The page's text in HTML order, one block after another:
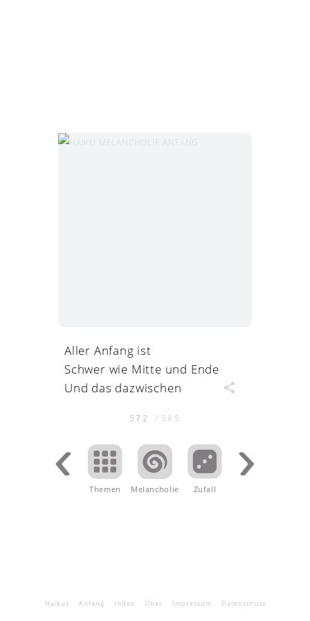
Aller Anfang ist
Schwer wie Mitte und Ende
Und das dazwischen
572 / 585
Themen . Zufall
Melancholie
Haikus Anfang Index Über Impressum Datenschutz